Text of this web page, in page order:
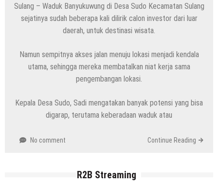
Sulang – Waduk Banyukuwung di Desa Sudo Kecamatan Sulang
sejatinya sudah beberapa kali dilirik calon investor dari luar
daerah, untuk destinasi wisata.
Namun sempitnya akses jalan menuju lokasi menjadi kendala
utama, sehingga mereka membatalkan niat kerja sama
pengembangan lokasi.
Kepala Desa Sudo, Sadi mengatakan banyak potensi yang bisa
digarap, terutama keberadaan waduk atau
No comment Continue Reading
R2B Streaming